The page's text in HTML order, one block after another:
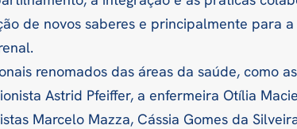
de novos saberes e principalmente para
renomados das áreas da saúde, como
Astrid Pfeiffer, a enfermeira Otília
Marcelo Mazza, Cássia Gomes da